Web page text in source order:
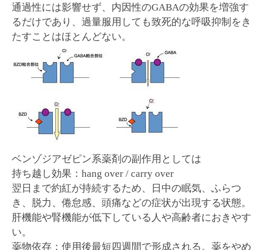
通過性には影響せず、内因性のGABAの効果を増強す
るだけであり、過量服用しても致死的な呼吸抑制をき
たすことはほとんどない。
ベンゾジアゼピン系薬剤の副作用としては
持ち越し効果：hang over / carry over
翌日まで約紅が持続するため、日中の眠気、ふらつ
き、脱力、倦怠感、頭痛などの症状が出現する状態。
肝機能や腎機能が低下している人や高齢者におきやす
い。
薬物依存：使用後最短四週間で形成される。薬をやめ